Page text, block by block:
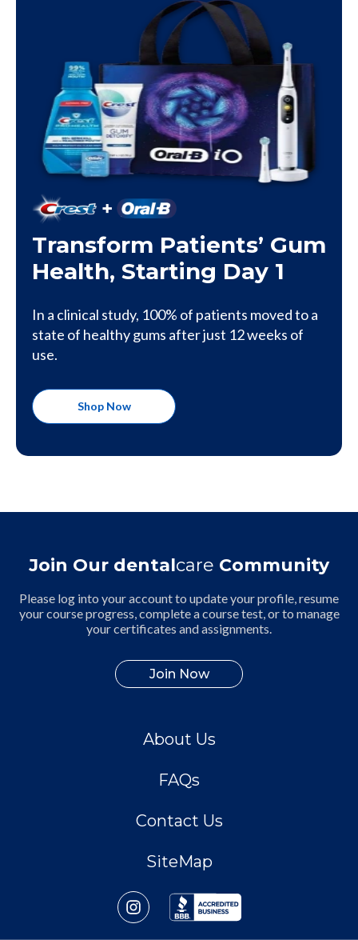
Transform Patients’ Gum
Health, Starting Day 1
In a clinical study, 100% of patients moved to a
state of healthy gums after just 12 weeks of
use.
Shop Now
Join Our dentalcare Community
Please log into your account to update your profile, resume
your course progress, complete a course test, or to manage
your certificates and assignments.
Join Now
About Us
FAQs
Contact Us
SiteMap